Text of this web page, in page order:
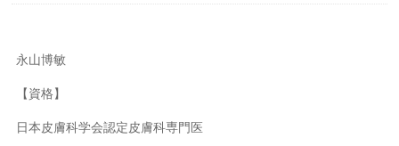
永山博敏
【資格】
日本皮膚科学会認定皮膚科専門医